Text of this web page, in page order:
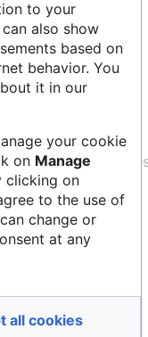
Doctorants
aux
to your
also show
based on
behavior. You
it in our
your cookie
on Manage
clicking on
to the use of
change or
at any
all cookies